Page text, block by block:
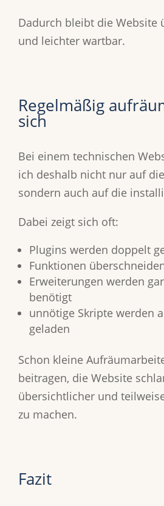
Dadurch bleibt die Website
und leichter wartbar.
Regelmäßig
sich
Bei einem technischen
ich deshalb nicht nur auf
sondern auch auf die
Dabei zeigt sich oft:
Plugins werden doppelt
Funktionen
Erweiterungen werden
benötigt
unnötige Skripte werden
geladen
Schon kleine
beitragen, die Website
übersichtlicher und
zu machen.
Fazit